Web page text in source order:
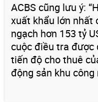
ACBS cũng lưu ý:
xuất khẩu lớn nhất
ngạch hơn 153 tỷ
cuộc điều tra được
tiến độ cho thuê
động sản khu công